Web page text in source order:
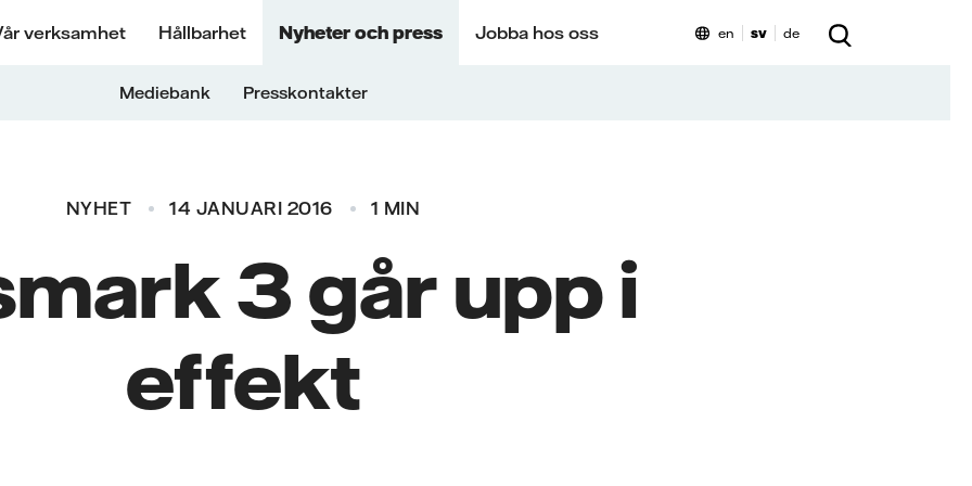
verksamhet Hållbarhet Nyheter och press Jobba hos oss
Mediebank Presskontakter
en sv de
NYHET 14 JANUARI 2016 1 MIN
3 går upp i
effekt